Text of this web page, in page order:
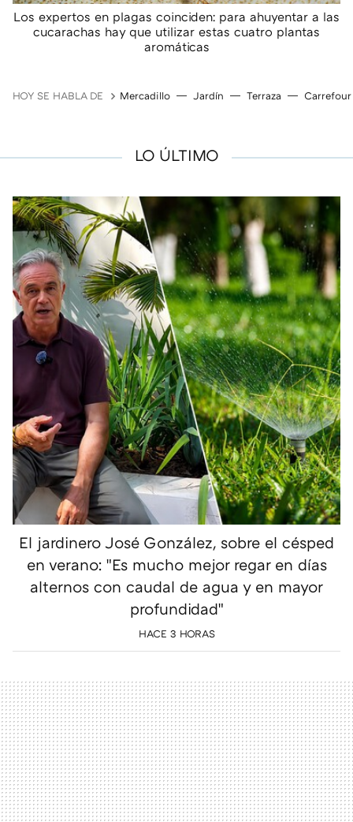
Los expertos en plagas coinciden: para ahuyentar a las
cucarachas hay que utilizar estas cuatro plantas
aromáticas
HOY SE HABLA DE Mercadillo Jardín Terraza Carrefour
LO ÚLTIMO
El jardinero José González, sobre el césped
en verano: "Es mucho mejor regar en días
alternos con caudal de agua y en mayor
profundidad"
HACE 3 HORAS